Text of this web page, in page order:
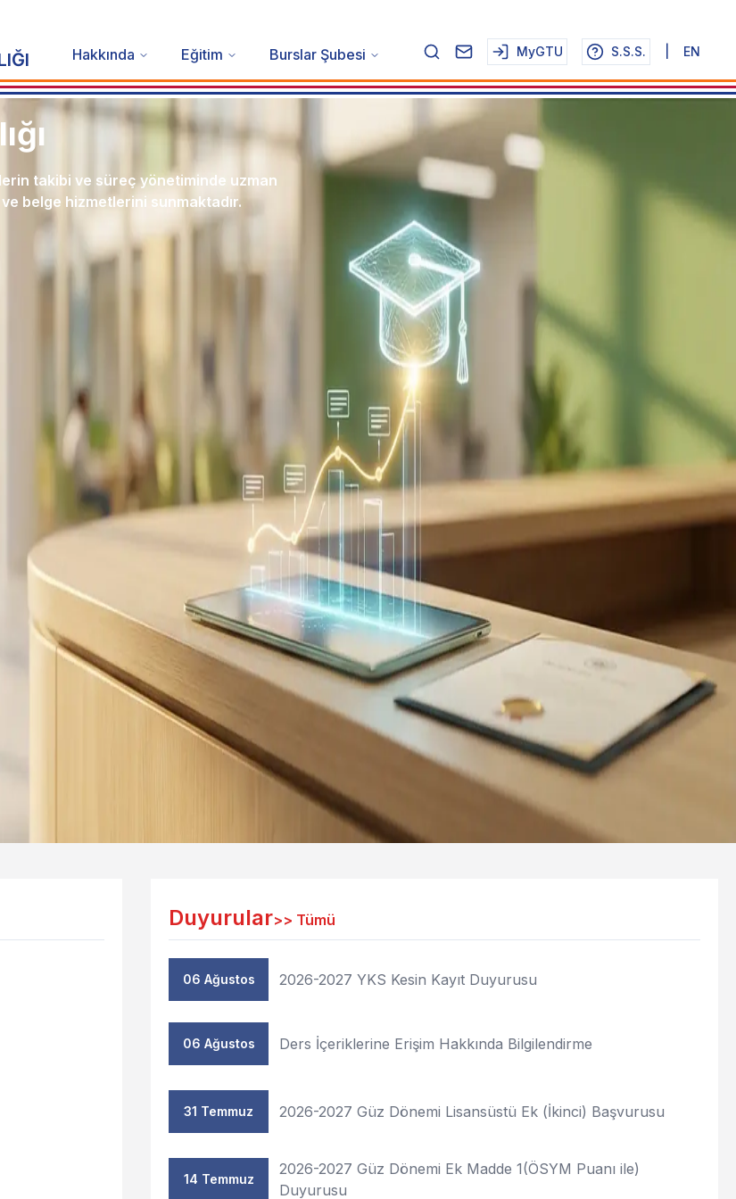
Hakkında Eğitim Burslar Şubesi MyGTU S.S.S. EN
takibi ve süreç yönetiminde uzman
belge hizmetlerini sunmaktadır.
Duyurular>> Tümü
06 Ağustos 2026-2027 YKS Kesin Kayıt Duyurusu
06 Ağustos Ders İçeriklerine Erişim Hakkında Bilgilendirme
31 Temmuz 2026-2027 Güz Dönemi Lisansüstü Ek (İkinci) Başvurusu
14 Temmuz
2026-2027 Güz Dönemi Ek Madde 1(ÖSYM Puanı ile)
Duyurusu